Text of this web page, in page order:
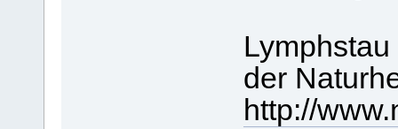
der
http://